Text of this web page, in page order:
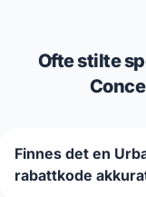
Ofte stilte
Finnes det en
rabattkode